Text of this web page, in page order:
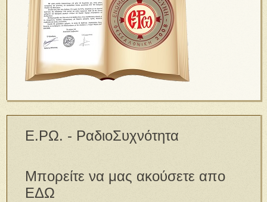
Ε.ΡΩ. - ΡαδιοΣυχνότητα
Μπορείτε να μας ακούσετε απο
ΕΔΩ